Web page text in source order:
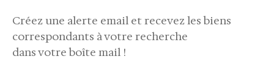
Créez une alerte email et recevez les biens
correspondants à votre recherche
dans votre boîte mail !